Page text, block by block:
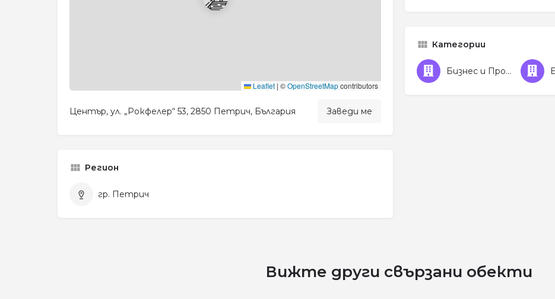
Leaflet | ©OpenStreetMapcontributors
Център, ул. „Рокфелер“ 53, 2850 Петрич, България Заведи ме
Регион
гр. Петрич
Категории
Бизнес и Професионални услуги
Вижте други свързани обекти